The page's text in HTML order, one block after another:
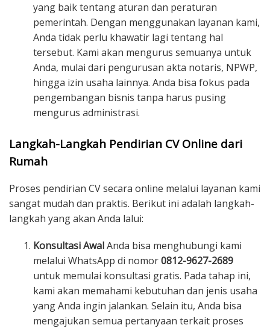
yang baik tentang aturan dan peraturan
pemerintah. Dengan menggunakan layanan kami,
Anda tidak perlu khawatir lagi tentang hal
tersebut. Kami akan mengurus semuanya untuk
Anda, mulai dari pengurusan akta notaris, NPWP,
hingga izin usaha lainnya. Anda bisa fokus pada
pengembangan bisnis tanpa harus pusing
mengurus administrasi.
Langkah-Langkah Pendirian CV Online dari
Rumah
Proses pendirian CV secara online melalui layanan kami
sangat mudah dan praktis. Berikut ini adalah langkah-
langkah yang akan Anda lalui:
Konsultasi AwalAnda bisa menghubungi kami
melalui WhatsApp di nomor0812-9627-2689
untuk memulai konsultasi gratis. Pada tahap ini,
kami akan memahami kebutuhan dan jenis usaha
yang Anda ingin jalankan. Selain itu, Anda bisa
mengajukan semua pertanyaan terkait proses